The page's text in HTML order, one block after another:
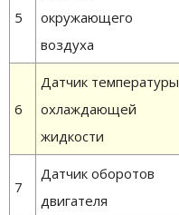
5
окружающего
воздуха
6
Датчик температуры
охлаждающей
жидкости
7
Датчик оборотов
двигателя